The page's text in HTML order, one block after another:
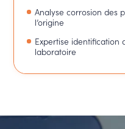
Analyse corrosion des
l’origine
Expertise identification
laboratoire